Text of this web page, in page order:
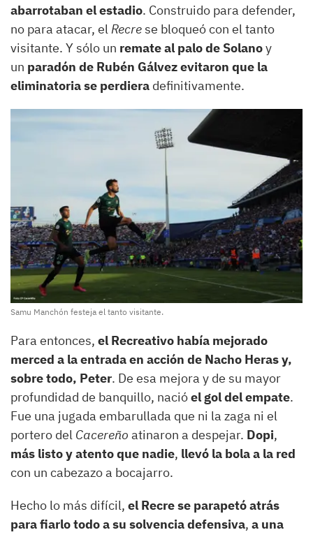
abarrotaban el estadio. Construido para defender,
no para atacar, elRecrese bloqueó con el tanto
visitante. Y sólo un remate al palo d​e Solanoy
un paradón de Rubén Gálvez evitaron que la
eliminatoria se perdiera definitivamente.
Samu Manchón festeja el tanto visitante.
Para entonces, el Recreativo había mejorado
merced a la entrada en acción de Nacho Heras y,
sobre todo, Peter. De esa mejora y de su mayor
profundidad de banquillo, nacióel gol del empate.
Fue una jugada embarullada que ni la zaga ni el
portero del Cacereño atinaron a despejar. Dopi,
más listo y atento que nadie, llevó la bola a la red
con un cabezazo a bocajarro.
Hecho lo más difícil, el Recre se parapetó atrás
para fiarlo todo a su solvencia defensiva, a una